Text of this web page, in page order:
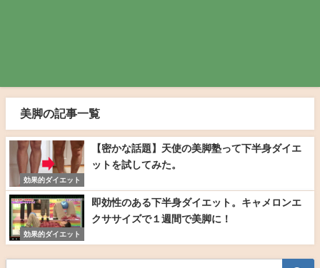
美脚の記事一覧
効果的ダイエット
【密かな話題】天使の美脚塾って下半身ダイエ
ットを試してみた。
効果的ダイエット
即効性のある下半身ダイエット。キャメロンエ
クササイズで１週間で美脚に！